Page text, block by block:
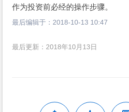
作为投资前必经的操作步骤。
最后编辑于： 2018-10-13 10:47
最后更新：2018年10月13日